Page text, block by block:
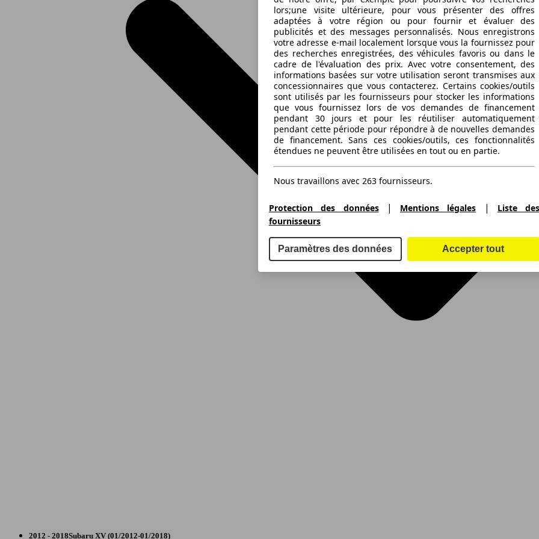
SUV/4x4/Pick-Up
2012 - 2018Subaru XV (01/2012-01/2018)
lors;une visite ultérieure, pour vous présenter des offres
adaptées à votre région ou pour fournir et évaluer des
publicités et des messages personnalisés. Nous enregistrons
votre adresse e-mail localement lorsque vous la fournissez pour
des recherches enregistrées, des véhicules favoris ou dans le
cadre de l'évaluation des prix. Avec votre consentement, des
informations basées sur votre utilisation seront transmises aux
concessionnaires que vous contacterez. Certains cookies/outils
sont utilisés par les fournisseurs pour stocker les informations
que vous fournissez lors de vos demandes de financement
pendant 30 jours et pour les réutiliser automatiquement
pendant cette période pour répondre à de nouvelles demandes
de financement. Sans ces cookies/outils, ces fonctionnalités
étendues ne peuvent être utilisées en tout ou en partie.
Nous travaillons avec 263 fournisseurs.
Protection des données| Mentions légales |
Liste des
fournisseurs
Paramètres des données Accepter tout